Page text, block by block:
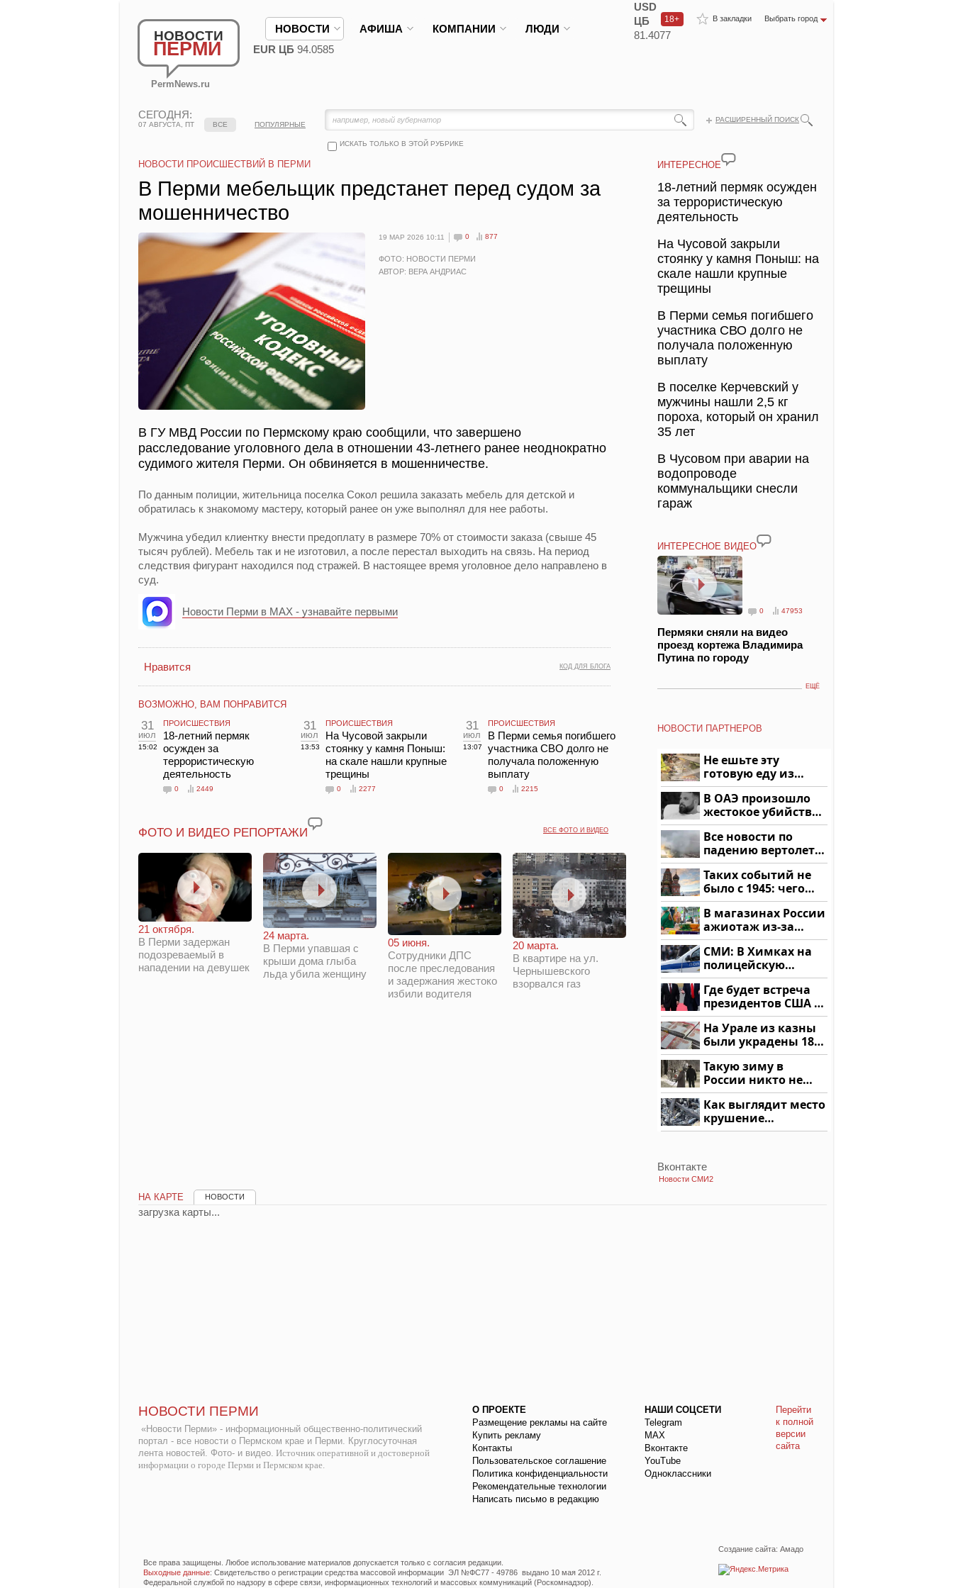
НОВОСТИ
ПЕРМИ
PermNews.ru
В закладки Выбрать город
18+
НОВОСТИ АФИША КОМПАНИИ ЛЮДИ
USD
ЦБ
81.4077
EUR ЦБ 94.0585
СЕГОДНЯ:
07 АВГУСТА, ПТ
РАСШИРЕННЫЙ ПОИСК
ИСКАТЬ ТОЛЬКО В ЭТОЙ РУБРИКЕ
ВСЕ ПОПУЛЯРНЫЕ
НОВОСТИ ПРОИСШЕСТВИЙ В ПЕРМИ
В Перми мебельщик предстанет перед судом за
мошенничество
19 МАР 2026 10:11 0 877
ФОТО: НОВОСТИ ПЕРМИ
АВТОР: ВЕРА АНДРИАС
В ГУ МВД России по Пермскому краю сообщили, что завершено
расследование уголовного дела в отношении 43-летнего ранее неоднократно
судимого жителя Перми. Он обвиняется в мошенничестве.
По данным полиции, жительница поселка Сокол решила заказать мебель для детской и
обратилась к знакомому мастеру, который ранее он уже выполнял для нее работы.
Мужчина убедил клиентку внести предоплату в размере 70% от стоимости заказа (свыше 45
тысяч рублей). Мебель так и не изготовил, а после перестал выходить на связь. На период
следствия фигурант находился под стражей. В настоящее время уголовное дело направлено в
суд.
Новости Перми в MAX - узнавайте первыми
КОД ДЛЯ БЛОГА
Нравится
ВОЗМОЖНО, ВАМ ПОНРАВИТСЯ
31
июл
15:02
ПРОИСШЕСТВИЯ
18-летний пермяк
осужден за
террористическую
деятельность
0 2449
31
июл
13:53
ПРОИСШЕСТВИЯ
На Чусовой закрыли
стоянку у камня Поныш:
на скале нашли крупные
трещины
0 2277
31
июл
13:07
ПРОИСШЕСТВИЯ
В Перми семья погибшего
участника СВО долго не
получала положенную
выплату
0 2215
ВСЕ ФОТО И ВИДЕО
ФОТО И ВИДЕО РЕПОРТАЖИ
21 октября.
В Перми задержан
подозреваемый в
нападении на девушек
24 марта.
В Перми упавшая с
крыши дома глыба
льда убила женщину
05 июня.
Сотрудники ДПС
после преследования
и задержания жестоко
избили водителя
20 марта.
В квартире на ул.
Чернышевского
взорвался газ
ИНТЕРЕСНОЕ
18-летний пермяк осужден
за террористическую
деятельность
На Чусовой закрыли
стоянку у камня Поныш: на
скале нашли крупные
трещины
В Перми семья погибшего
участника СВО долго не
получала положенную
выплату
В поселке Керчевский у
мужчины нашли 2,5 кг
пороха, который он хранил
35 лет
В Чусовом при аварии на
водопроводе
коммунальщики снесли
гараж
ИНТЕРЕСНОЕ ВИДЕО
0 47953
Пермяки сняли на видео
проезд кортежа Владимира
Путина по городу
ЕЩЁ
НОВОСТИ ПАРТНЕРОВ
Не ешьте эту
готовую еду из
магазина: список
В ОАЭ произошло
жестокое убийство
криптомиллионера
Все новости по
падению вертолета
на Кавказе: читать
здесь
Таких событий не
было с 1945: чего
ждать всем нам?
В магазинах России
ажиотаж из-за
этого продукта: что
купить?
СМИ: В Химках на
полицейскую
машину напали и
подожгли.
Где будет встреча
президентов США и
России: Европа?
На Урале из казны
были украдены 18
миллионов рублей
Такую зиму в
России никто не
ждал: как так?!
Как выглядит место
крушение
вертолета на
Вконтакте
Новости СМИ2
НА КАРТЕ НОВОСТИ
загрузка карты...
НОВОСТИ ПЕРМИ
«Новости Перми» - информационный общественно-политический
портал - все новости о Пермском крае и Перми. Круглосуточная
лента новостей. Фото- и видео. Источник оперативной и достоверной
информации о городе Перми и Пермском крае.
О ПРОЕКТЕ
Размещение рекламы на сайте
Купить рекламу
Контакты
Пользовательское соглашение
Политика конфиденциальности
Рекомендательные технологии
Написать письмо в редакцию
НАШИ СОЦСЕТИ
Telegram
МАХ
Вконтакте
YouTube
Одноклассники
Перейти
к полной
версии
сайта
Создание сайта: Амадо
Все права защищены. Любое использование материалов допускается только с согласия редакции.
Выходные данные: Свидетельство о регистрации средства массовой информации ЭЛ №ФС77 - 49786 выдано 10 мая 2012 г.
Федеральной службой по надзору в сфере связи, информационных технологий и массовых коммуникаций (Роскомнадзор).